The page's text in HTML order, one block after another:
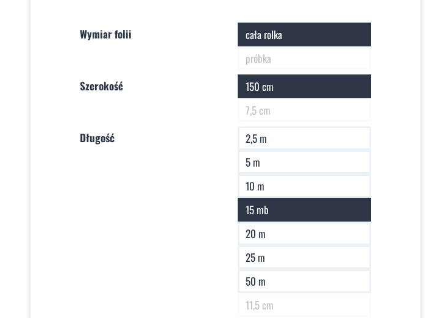
Wymiar folii
cała rolka
próbka
Szerokość
150 cm
7,5 cm
Długość
2,5 m
5 m
10 m
15 mb
20 m
25 m
50 m
11,5 cm